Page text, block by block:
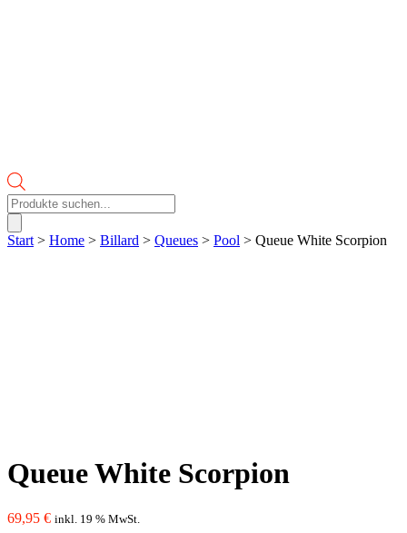
Products
search
Start > Home > Billard > Queues > Pool > Queue White Scorpion
Queue White Scorpion
69,95 € inkl. 19 % MwSt.